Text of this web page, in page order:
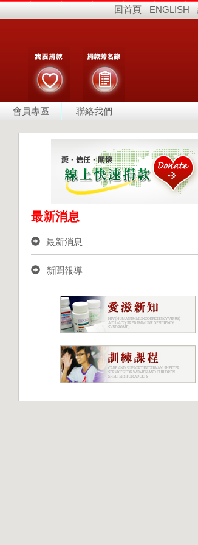
回首頁 ENGLISH
會員專區 聯絡我們
最新消息
最新消息
新聞報導